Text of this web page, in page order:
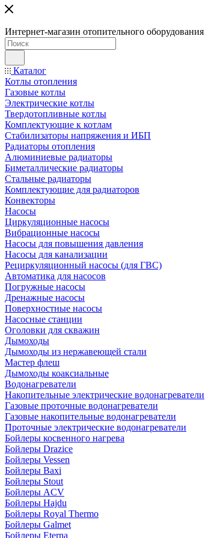
Интернет-магазин отопительного оборудования
Каталог
Котлы отопления
Газовые котлы
Электрические котлы
Твердотопливные котлы
Комплектующие к котлам
Стабилизаторы напряжения и ИБП
Радиаторы отопления
Алюминиевые радиаторы
Биметаллические радиаторы
Стальные радиаторы
Комплектующие для радиаторов
Конвекторы
Насосы
Циркуляционные насосы
Вибрационные насосы
Насосы для повышения давления
Насосы для канализации
Рециркуляционный насосы (для ГВС)
Автоматика для насосов
Погружные насосы
Дренажные насосы
Поверхностные насосы
Насосные станции
Оголовки для скважин
Дымоходы
Дымоходы из нержавеющей стали
Мастер флеш
Дымоходы коаксиальные
Водонагреватели
Накопительные электрические водонагреватели
Газовые проточные водонагреватели
Газовые накопительные водонагреватели
Проточные электрические водонагреватели
Бойлеры косвенного нагрева
Бойлеры Drazice
Бойлеры Vessen
Бойлеры Baxi
Бойлеры Stout
Бойлеры ACV
Бойлеры Hajdu
Бойлеры Royal Thermo
Бойлеры Galmet
Бойлеры Eterna